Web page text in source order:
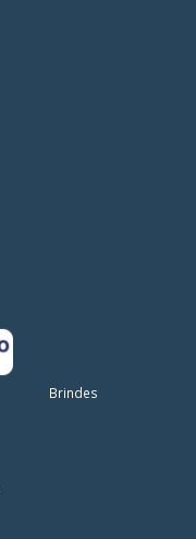
Brindes